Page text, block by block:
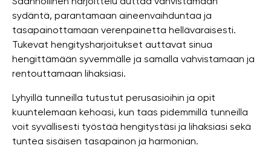
sydäntä, parantamaan aineenvaihduntaa ja
tasapainottamaan verenpainetta hellävaraisesti.
Tukevat hengitysharjoitukset auttavat sinua
hengittämään syvemmälle ja samalla vahvistamaan ja
rentouttamaan lihaksiasi.
Lyhyillä tunneilla tutustut perusasioihin ja opit
kuuntelemaan kehoasi, kun taas pidemmillä tunneilla
voit syvällisesti työstää hengitystäsi ja lihaksiasi sekä
tuntea sisäisen tasapainon ja harmonian.